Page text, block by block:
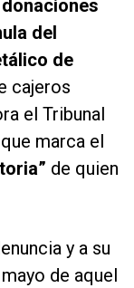
del
de
cajeros
el Tribunal
marca el
de quien
y a su
de aquel